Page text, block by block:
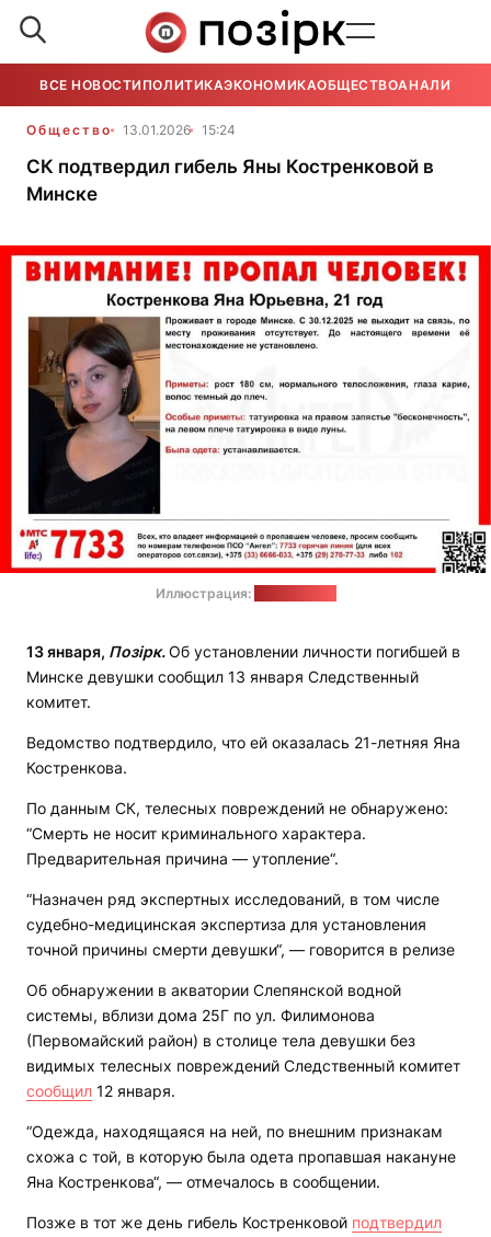
ВСЕ НОВОСТИ ПОЛИТИКАЭКОНОМИКАОБЩЕСТВОАНАЛИТИКА
Общество 13.01.2026 15:24
СК подтвердил гибель Яны Костренковой в
Минске
Иллюстрация:
13 января, Позірк.Об установлении личности погибшей в
Минске девушки сообщил 13 января Следственный
комитет.
Ведомство подтвердило, что ей оказалась 21-летняя Яна
Костренкова.
По данным СК, телесных повреждений не обнаружено:
“Смерть не носит криминального характера.
Предварительная причина — утопление“.
“Назначен ряд экспертных исследований, в том числе
судебно-медицинская экспертиза для установления
точной причины смерти девушки“, — говорится в релизе
Об обнаружении в акватории Слепянской водной
системы, вблизи дома 25Г по ул. Филимонова
(Первомайский район) в столице тела девушки без
видимых телесных повреждений Следственный комитет
сообщил 12 января.
“Одежда, находящаяся на ней, по внешним признакам
схожа с той, в которую была одета пропавшая накануне
Яна Костренкова“, — отмечалось в сообщении.
Позже в тот же день гибель Костренковой подтвердил